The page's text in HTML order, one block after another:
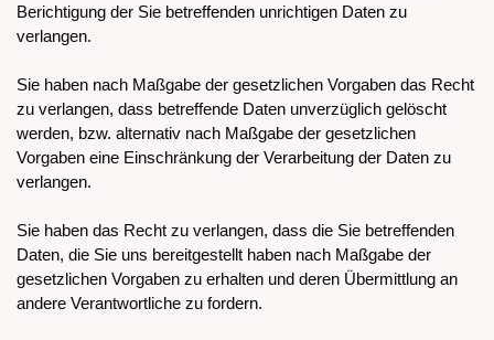
Berichtigung der Sie betreffenden unrichtigen Daten zu
verlangen.
Sie haben nach Maßgabe der gesetzlichen Vorgaben das Recht
zu verlangen, dass betreffende Daten unverzüglich gelöscht
werden, bzw. alternativ nach Maßgabe der gesetzlichen
Vorgaben eine Einschränkung der Verarbeitung der Daten zu
verlangen.
Sie haben das Recht zu verlangen, dass die Sie betreffenden
Daten, die Sie uns bereitgestellt haben nach Maßgabe der
gesetzlichen Vorgaben zu erhalten und deren Übermittlung an
andere Verantwortliche zu fordern.